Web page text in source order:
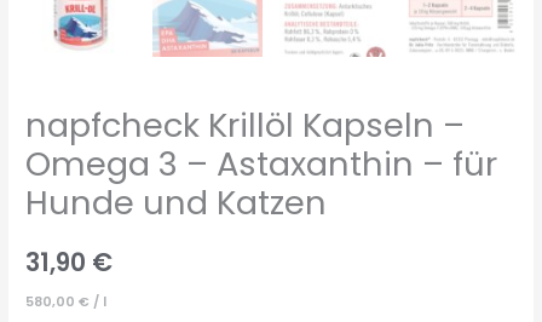
napfcheck Krillöl Kapseln –
Omega 3 – Astaxanthin – für
Hunde und Katzen
31,90 €
580,00€ / l